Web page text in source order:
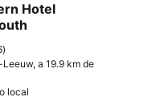
aos favoritos
Hotel
a 19.9 km de
local